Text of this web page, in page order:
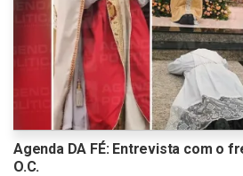
Agenda DA FÉ: Entrevista com o
O.C.